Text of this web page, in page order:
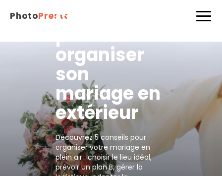
PhotoPrestaconseils
pour
organiser
son
mariage en
extérieur
Découvrez 5 conseils pour
organiser votre mariage en
plein air : choisir le lieu idéal,
prévoir un plan B, gérer la